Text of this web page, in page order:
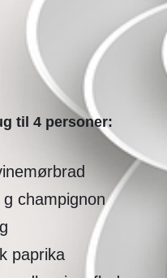
til 4 personer:
g champignon
paprika